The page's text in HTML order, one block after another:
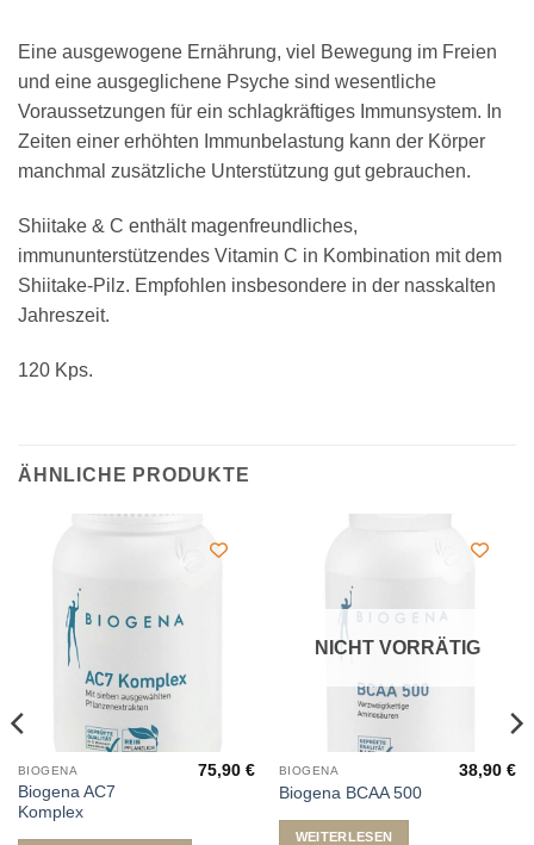
Eine ausgewogene Ernährung, viel Bewegung im Freien
und eine ausgeglichene Psyche sind wesentliche
Voraussetzungen für ein schlagkräftiges Immunsystem. In
Zeiten einer erhöhten Immunbelastung kann der Körper
manchmal zusätzliche Unterstützung gut gebrauchen.
Shiitake & C enthält magenfreundliches,
immununterstützendes Vitamin C in Kombination mit dem
Shiitake-Pilz. Empfohlen insbesondere in der nasskalten
Jahreszeit.
120 Kps.
ÄHNLICHE PRODUKTE
BIOGENA
Biogena AC7
Komplex
75,90€
NICHT VORRÄTIG
BIOGENA
Biogena BCAA 500
38,90€
WEITERLESEN